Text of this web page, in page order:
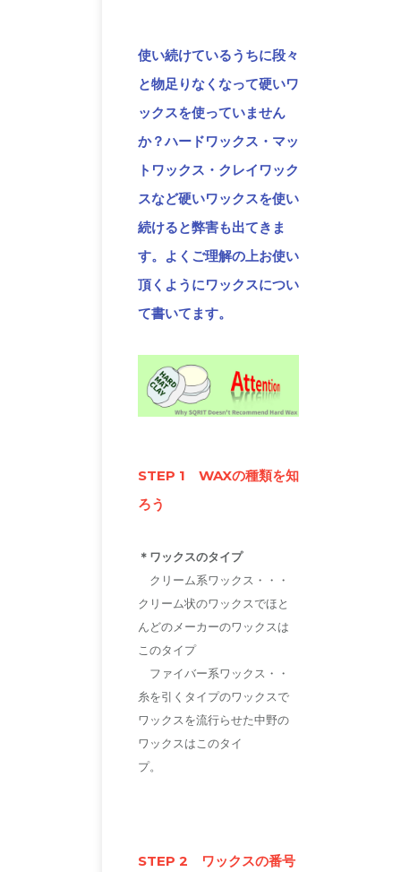
使い続けているうちに段々
と物足りなくなって硬いワ
ックスを使っていません
か？ハードワックス・マッ
トワックス・クレイワック
スなど硬いワックスを使い
続けると弊害も出てきま
す。よくご理解の上お使い
頂くようにワックスについ
て書いてます。
STEP 1 WAXの種類を知
ろう
＊ワックスのタイプ
クリーム系ワックス・・・
クリーム状のワックスでほと
んどのメーカーのワックスは
このタイプ
ファイバー系ワックス・・
糸を引くタイプのワックスで
ワックスを流行らせた中野の
ワックスはこのタイ
プ。
STEP 2 ワックスの番号